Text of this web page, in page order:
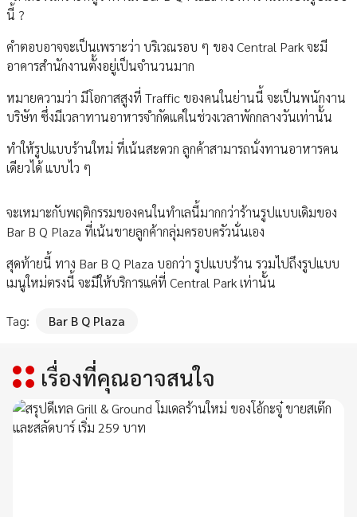
นี้ ?
คำตอบอาจจะเป็นเพราะว่า บริเวณรอบ ๆ ของ Central Park จะมี
อาคารสำนักงานตั้งอยู่เป็นจำนวนมาก
หมายความว่า มีโอกาสสูงที่ Traffic ของคนในย่านนี้ จะเป็นพนักงาน
บริษัท ซึ่งมีเวลาทานอาหารจำกัดแค่ในช่วงเวลาพักกลางวันเท่านั้น
ทำให้รูปแบบร้านใหม่ ที่เน้นสะดวก ลูกค้าสามารถนั่งทานอาหารคน
เดียวได้ แบบไว ๆ
จะเหมาะกับพฤติกรรมของคนในทำเลนี้มากกว่าร้านรูปแบบเดิมของ
Bar B Q Plaza ที่เน้นขายลูกค้ากลุ่มครอบครัวนั่นเอง
สุดท้ายนี้ ทาง Bar B Q Plaza บอกว่า รูปแบบร้าน รวมไปถึงรูปแบบ
เมนูใหม่ตรงนี้ จะมีให้บริการแค่ที่ Central Park เท่านั้น
Tag: Bar B Q Plaza
เรื่องที่คุณอาจสนใจ